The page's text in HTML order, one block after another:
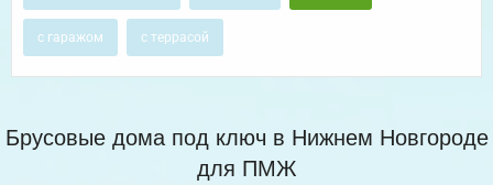
с гаражом с террасой
Брусовые дома под ключ в Нижнем Новгороде
для ПМЖ